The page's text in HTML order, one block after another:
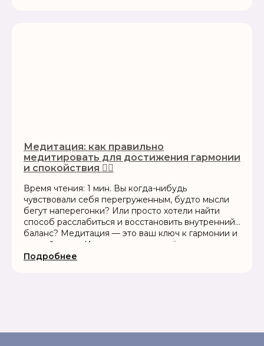
Медитация: как правильно
медитировать для достижения гармонии
и спокойствия 🧘‍♂️
Время чтения: 1 мин. Вы когда-нибудь
чувствовали себя перегруженным, будто мысли
бегут наперегонки? Или просто хотели найти
способ расслабиться и восстановить внутренний
баланс? Медитация — это ваш ключ к гармонии и
спокойствию. И самое приятное: её может...
Подробнее